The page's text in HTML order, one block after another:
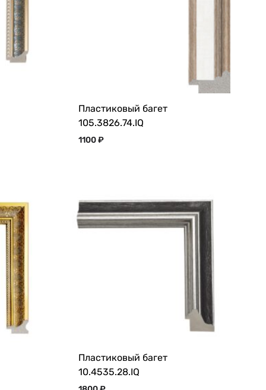
Пластиковый багет
105.3826.74.IQ
1100₽
Пластиковый багет
10.4535.28.IQ